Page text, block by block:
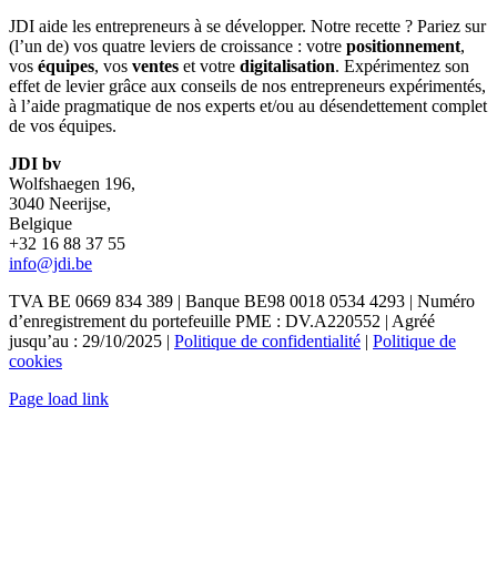
JDI aide les entrepreneurs à se développer. Notre recette ? Pariez sur
(l’un de) vos quatre leviers de croissance : votre positionnement,
vos équipes, vos ventes et votre digitalisation. Expérimentez son
effet de levier grâce aux conseils de nos entrepreneurs expérimentés,
à l’aide pragmatique de nos experts et/ou au désendettement complet
de vos équipes.
JDI bv
Wolfshaegen 196,
3040 Neerijse,
Belgique
+32 16 88 37 55
info@jdi.be
TVA BE 0669 834 389 | Banque BE98 0018 0534 4293 | Numéro
d’enregistrement du portefeuille PME : DV.A220552 | Agréé
jusqu’au : 29/10/2025 | Politique de confidentialité | Politique de
cookies
Page load link